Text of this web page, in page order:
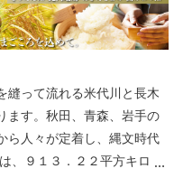
って流れる米代川と長木
ます。秋田、青森、岩手の
ら人々が定着し、縄文時代
９１３．２２平方キロメ